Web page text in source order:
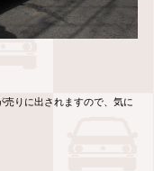
りに出されますので、気に